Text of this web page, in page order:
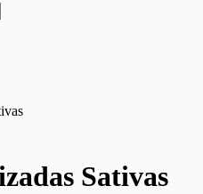
Sativas